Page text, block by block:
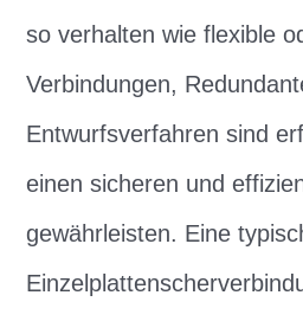
so verhalten wie flexible
Verbindungen,
Entwurfsverfahren sind
einen sicheren und
gewährleisten. Eine